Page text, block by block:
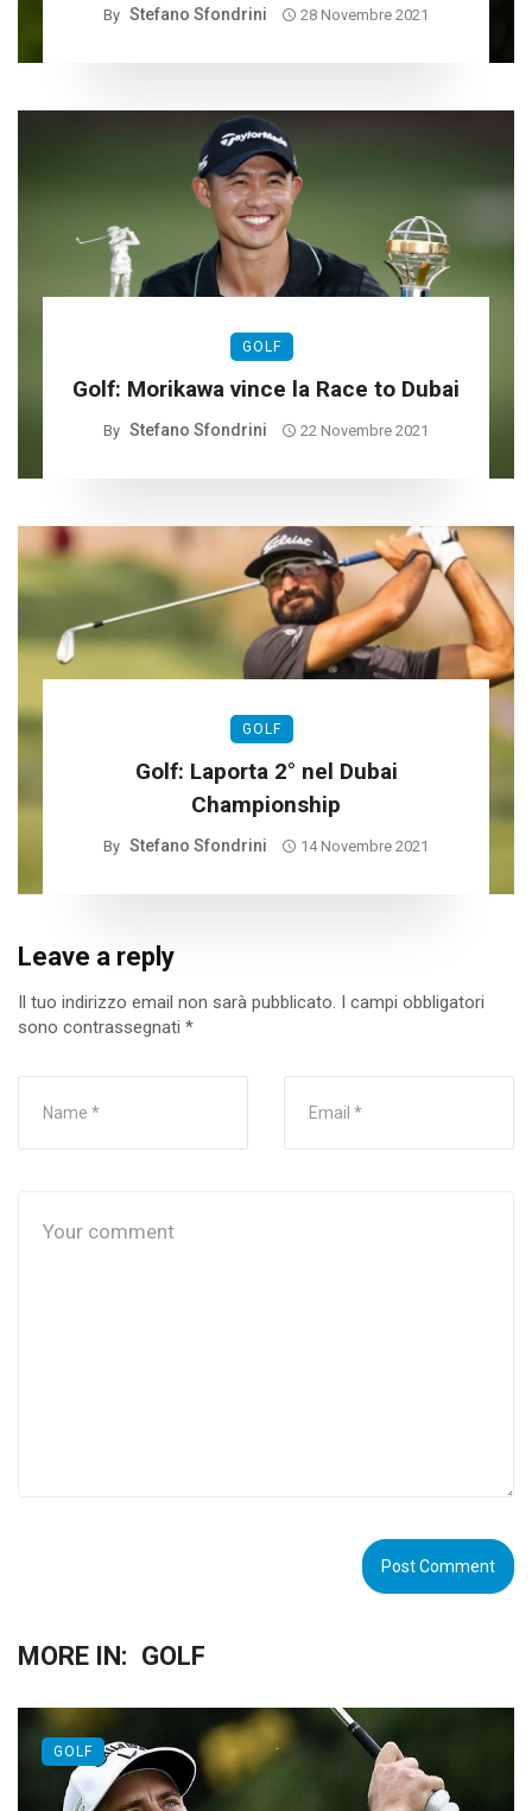
By Stefano Sfondrini 28 Novembre 2021
GOLF
Golf: Morikawa vince la Race to Dubai
By Stefano Sfondrini 22 Novembre 2021
GOLF
Golf: Laporta 2° nel Dubai
Championship
By Stefano Sfondrini 14 Novembre 2021
Leave a reply
Il tuo indirizzo email non sarà pubblicato.
I campi obbligatori
sono contrassegnati *
MORE IN: GOLF
GOLF